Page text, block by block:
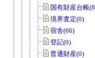
国有財産台帳
境界査定(0)
宿舎(66)
登記(0)
普通財産(0)